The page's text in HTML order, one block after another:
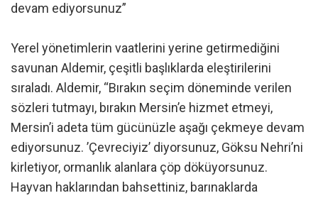
devam ediyorsunuz”
Yerel yönetimlerin vaatlerini yerine getirmediğini
savunan Aldemir, çeşitli başlıklarda eleştirilerini
sıraladı. Aldemir, “Bırakın seçim döneminde verilen
sözleri tutmayı, bırakın Mersin’e hizmet etmeyi,
Mersin’i adeta tüm gücünüzle aşağı çekmeye devam
ediyorsunuz. ’Çevreciyiz’ diyorsunuz, Göksu Nehri’ni
kirletiyor, ormanlık alanlara çöp döküyorsunuz.
Hayvan haklarından bahsettiniz, barınaklarda